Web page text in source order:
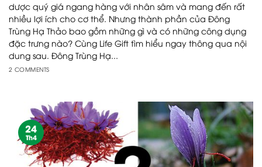
dược quý giá ngang hàng với nhân sâm và mang đến rất
nhiều lợi ích cho cơ thể. Nhưng thành phần của Đông
Trùng Hạ Thảo bao gồm những gì và có những công dụng
đặc trưng nào? Cùng Life Gift tìm hiểu ngay thông qua nội
dung sau. Đông Trùng Hạ...
2 COMMENTS
24
Th4